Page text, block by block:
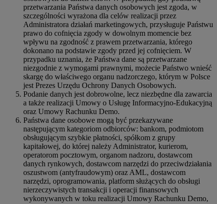
przetwarzania Państwa danych osobowych jest zgoda, w
szczególności wyrażona dla celów realizacji przez
Administratora działań marketingowych, przysługuje Państwu
prawo do cofnięcia zgody w dowolnym momencie bez
wpływu na zgodność z prawem przetwarzania, którego
dokonano na podstawie zgody przed jej cofnięciem. W
przypadku uznania, że Państwa dane są przetwarzane
niezgodnie z wymogami prawnymi, możecie Państwo wnieść
skargę do właściwego organu nadzorczego, którym w Polsce
jest Prezes Urzędu Ochrony Danych Osobowych.
Podanie danych jest dobrowolne, lecz niezbędne dla zawarcia
a także realizacji Umowy o Usługę Informacyjno-Edukacyjną
oraz Umowy Rachunku Demo.
Państwa dane osobowe mogą być przekazywane
następującym kategoriom odbiorców: bankom, podmiotom
obsługującym szybkie płatności, spółkom z grupy
kapitałowej, do której należy Administrator, kurierom,
operatorom pocztowym, organom nadzoru, dostawcom
danych rynkowych, dostawcom narzędzi do przeciwdziałania
oszustwom (antyfraudowym) oraz AML, dostawcom
narzędzi, oprogramowania, platform służących do obsługi
nierzeczywistych transakcji i operacji finansowych
wykonywanych w toku realizacji Umowy Rachunku Demo,